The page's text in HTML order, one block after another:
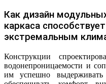
Как дизайн
каркаса
экстремальным
Конструкции
водонепроницаемости и
им успешно